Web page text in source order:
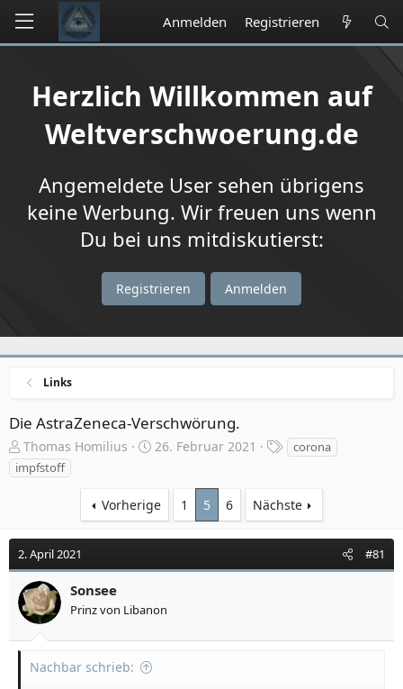
Anmelden Registrieren
Herzlich Willkommen auf
Weltverschwoerung.de
Angemeldete User sehen übrigens
keine Werbung. Wir freuen uns wenn
Du bei uns mitdiskutierst:
Registrieren Anmelden
Links
Die AstraZeneca-Verschwörung.
E
r
s
l
e
r
Thomas Homilius
E
e
t
26. Februar 2021
S
c
a
o
corona
impfstoff
Vorherige 1 5 6 Nächste
2. April 2021 #81
Sonsee
Prinz von Libanon
Nachbar schrieb: